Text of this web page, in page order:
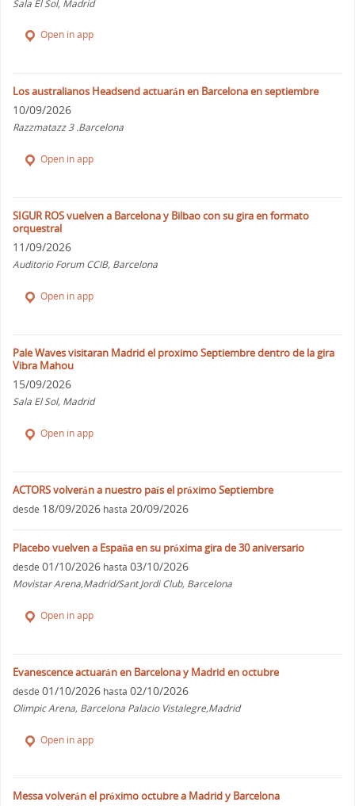
Sala El Sol, Madrid
Open in app
Los australianos Headsend actuarán en Barcelona en septiembre
10/09/2026
Razzmatazz 3 .Barcelona
Open in app
SIGUR ROS vuelven a Barcelona y Bilbao con su gira en formato
orquestral
11/09/2026
Auditorio Forum CCIB, Barcelona
Open in app
Pale Waves visitaran Madrid el proximo Septiembre dentro de la gira
Vibra Mahou
15/09/2026
Sala El Sol, Madrid
Open in app
ACTORS volverán a nuestro país el próximo Septiembre
desde 18/09/2026 hasta 20/09/2026
Placebo vuelven a España en su próxima gira de 30 aniversario
desde 01/10/2026 hasta 03/10/2026
Movistar Arena,Madrid/Sant Jordi Club, Barcelona
Open in app
Evanescence actuarán en Barcelona y Madrid en octubre
desde 01/10/2026 hasta 02/10/2026
Olimpic Arena, Barcelona Palacio Vistalegre,Madrid
Open in app
Messa volverán el próximo octubre a Madrid y Barcelona